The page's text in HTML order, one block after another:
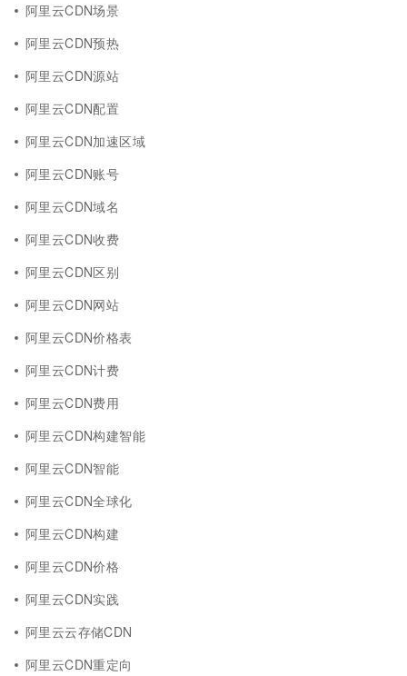
阿里云CDN场景
阿里云CDN预热
阿里云CDN源站
阿里云CDN配置
阿里云CDN加速区域
阿里云CDN账号
阿里云CDN域名
阿里云CDN收费
阿里云CDN区别
阿里云CDN网站
阿里云CDN价格表
阿里云CDN计费
阿里云CDN费用
阿里云CDN构建智能
阿里云CDN智能
阿里云CDN全球化
阿里云CDN构建
阿里云CDN价格
阿里云CDN实践
阿里云云存储CDN
阿里云CDN重定向